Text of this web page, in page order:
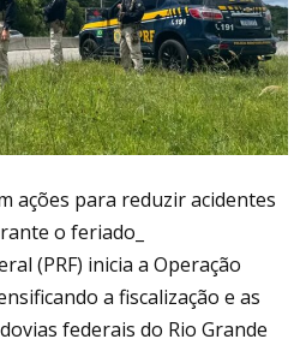
ações para reduzir acidentes
o feriado_
(PRF) inicia a Operação
a fiscalização e as
federais do Rio Grande